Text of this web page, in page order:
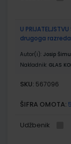
U
drugoga
Autor(i): Josip
Nakladnik: GLAS
SKU: 567096
ŠIFRA OMOTA:
Udžbenik